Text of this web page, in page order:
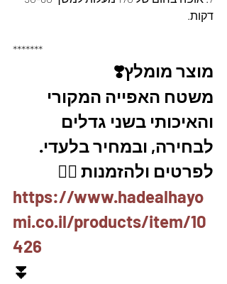
דקות.
*******
מוצר מומלץ❣️
משטח האפייה המקורי
והאיכותי בשני גדלים
לבחירה, ובמחיר בלעדי.
לפרטים ולהזמנות 👇🏼
https://www.hadealhayo
mi.co.il/products/item/10
426
⏬